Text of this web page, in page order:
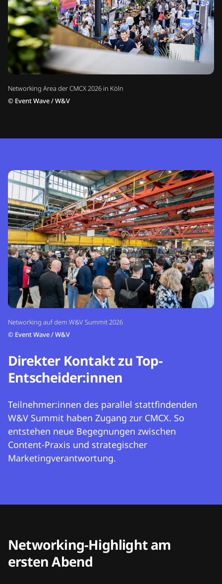
Networking Area der CMCX 2026 in Köln
© Event Wave / W&V
Networking auf dem W&V Summit 2026
© Event Wave / W&V
Direkter Kontakt zu Top-
Entscheider:innen
Teilnehmer:innen des parallel stattfindenden
W&V Summit haben Zugang zur CMCX. So
entstehen neue Begegnungen zwischen
Content-Praxis und strategischer
Marketingverantwortung.
Networking-Highlight am
ersten Abend